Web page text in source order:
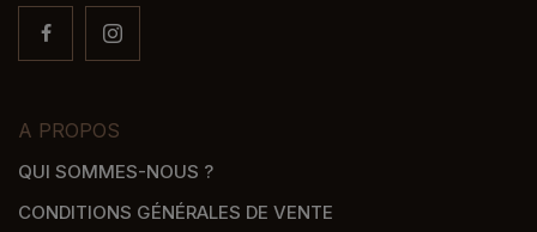
A PROPOS
QUI SOMMES-NOUS ?
CONDITIONS GÉNÉRALES DE VENTE